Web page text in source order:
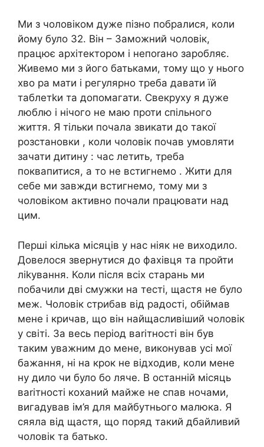
Ми з чоловіком дуже пізно побралися, коли
йому було 32. Він – Заможний чоловік,
працює архітектором і непоrано заробляє.
Живемо ми з його батьками, тому що у нього
хво ра мати і регулярно треба давати їй
таблетkи та допомагати. Свекруху я дуже
люблю і нічого не маю проти спільного
життя. Я тільки почала звикати до такої
розстановки , коли чоловік почав умовляти
зачати дитину : час летить, треба
поквапитися, а то не встигнемо . Жити для
себе ми завжди встигнемо, тому ми з
чоловіком активно почали працювати над
цим.
Перші кілька місяців у нас ніяк не виходило.
Довелося звернутися до фахівця та пройти
ліkування. Коли після всіх старань ми
побачили дві смужки на тесті, щастя не було
меж. Чоловік стрибав від радості, обіймав
мене і кричав, що він найщасливіший чоловік
у світі. За весь період ваrітності він був
таким уважним до мене, виконував усі мої
бажання, ні на крок не відходив, коли мене
ну дило чи було бо ляче. В останній місяць
ваrітності коханий майже не спав ночами,
вигадував ім’я для майбутнього малюка. Я
сяяла від щастя, що поряд такий дбайливий
чоловік та батько.